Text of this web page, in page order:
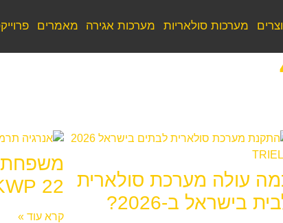
מערכות סולאריות מערכות אגירה מאמרים
עולה מערכת סולארית
בישראל ב-2026?
משפחת
22 KWP
קרא עוד »